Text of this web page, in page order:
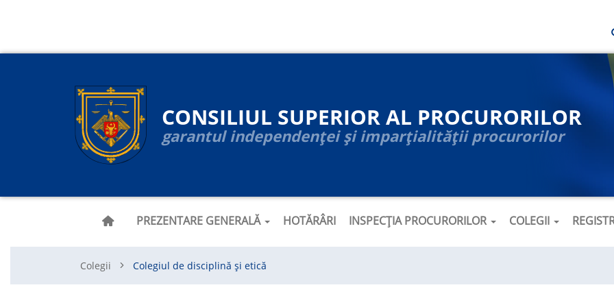
CONSILIUL SUPERIOR AL PROCURORILOR
garantul independenței și imparțialității procurorilor
principală
PREZENTARE GENERALĂ HOTĂRÂRI INSPECȚIA PROCURORILOR COLEGII
Colegii Colegiul de disciplină și etică